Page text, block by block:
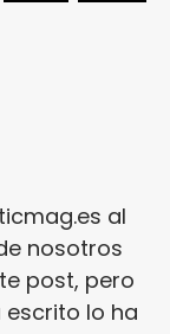
al
nosotros
post, pero
escrito lo ha